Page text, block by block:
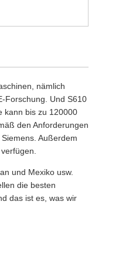
nämlich
Forschung. Und S610
kann bis zu 120000
den Anforderungen
Außerdem
und Mexiko usw.
die besten
das ist es, was wir